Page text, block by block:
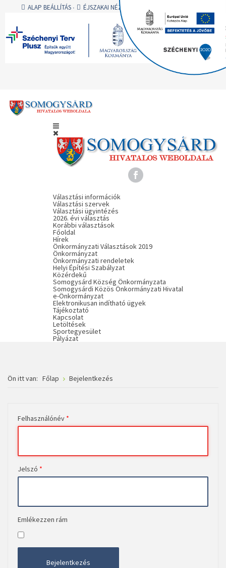
ALAP BEÁLLÍTÁS ÉJSZAKAI NÉZET
BEJELENTKEZÉS
Választási információk
Választási szervek
Választási ügyintézés
2026. évi választás
Korábbi választások
Főoldal
Hírek
Önkormányzati Választások 2019
Önkormányzat
Önkormányzati rendeletek
Helyi Építési Szabályzat
Közérdekű
Somogysárd Község Önkormányzata
Somogysárdi Közös Önkormányzati Hivatal
e-Önkormányzat
Elektronikusan indítható ügyek
Tájékoztató
Kapcsolat
Letöltések
Sportegyesület
Pályázat
Ön itt van: Főlap Bejelentkezés
Felhasználónév *
Jelszó *
Emlékezzen rám
Bejelentkezés